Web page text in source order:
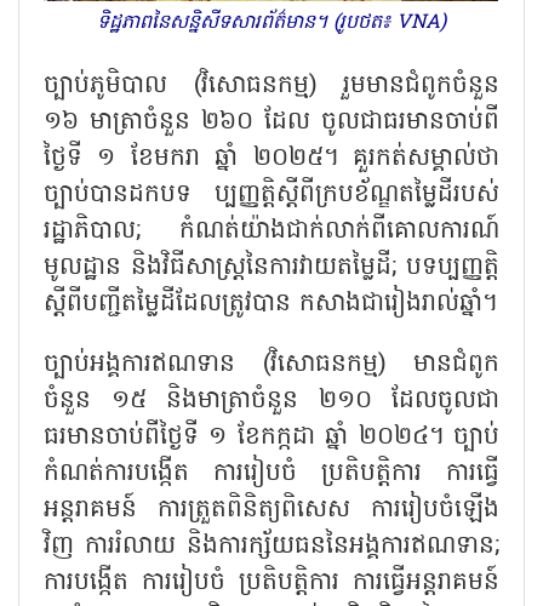
ទិដ្ឋភាពនៃសន្និសីទសារព័ត៌មាន។ (រូបថត៖ VNA)
ច្បាប់ភូមិបាល (វិសោធនកម្ម) រួមមានជំពូកចំនួន
១៦ មាត្រាចំនួន ២៦០ ដែល ចូលជាធរមានចាប់ពី
ថ្ងៃទី ១ ខែមករា ឆ្នាំ ២០២៥។ គួរកត់សម្គាល់ថា
ច្បាប់បានដកបទ ប្បញ្ញត្តិស្តីពីក្របខ័ណ្ឌតម្លៃដីរបស់
រដ្ឋាភិបាល; កំណត់យ៉ាងជាក់លាក់ពីគោលការណ៍
មូលដ្ឋាន និងវិធីសាស្រ្តនៃការវាយតម្លៃដី; បទប្បញ្ញត្តិ
ស្តីពីបញ្ជីតម្លៃដីដែលត្រូវបាន កសាងជារៀងរាល់ឆ្នាំ។
ច្បាប់អង្គការឥណទាន (វិសោធនកម្ម) មានជំពូក
ចំនួន ១៥ និងមាត្រាចំនួន ២១០ ដែលចូលជា
ធរមានចាប់ពីថ្ងៃទី ១ ខែកក្កដា ឆ្នាំ ២០២៤។ ច្បាប់
កំណត់ការបង្កើត ការរៀបចំ ប្រតិបត្តិការ ការធ្វើ
អន្តរាគមន៍ ការត្រួតពិនិត្យពិសេស ការរៀបចំឡើង
វិញ ការរំលាយ និងការក្ស័យធននៃអង្គការឥណទាន;
ការបង្កើត ការរៀបចំ ប្រតិបត្តិការ ការធ្វើអន្តរាគមន៍